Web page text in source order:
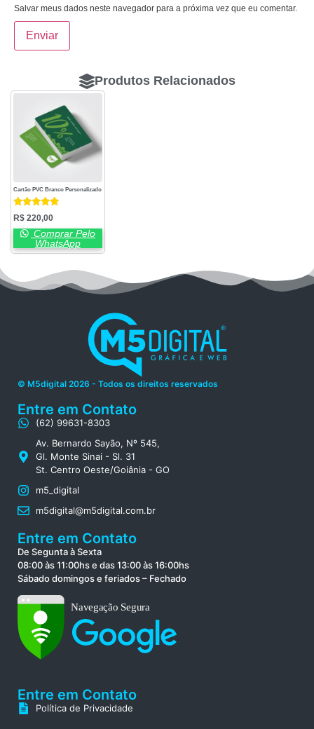
Salvar meus dados neste navegador para a próxima vez que eu comentar.
Produtos Relacionados
Cartão PVC Branco Personalizado
Avaliação
5.00
de 5
R$ 220,00
Comprar Pelo
WhatsApp
© M5digital 2026 - Todos os direitos reservados
Entre em Contato
(62) 99631-8303
Av. Bernardo Sayão, Nº 545,
Gl. Monte Sinai - Sl. 31
St. Centro Oeste/Goiânia - GO
m5_digital
m5digital@m5digital.com.br
Entre em Contato
De Segunta à Sexta
08:00 às 11:00hs e das 13:00 às 16:00hs
Sábado domingos e feriados – Fechado
Entre em Contato
Política de Privacidade